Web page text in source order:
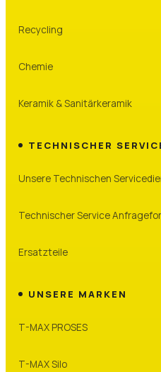
Recycling
Chemie
Keramik & Sanitärkeramik
TECHNISCHER
Unsere Technischen
Technischer Service
Ersatzteile
UNSERE MARKEN
T-MAX PROSES
T-MAX Silo